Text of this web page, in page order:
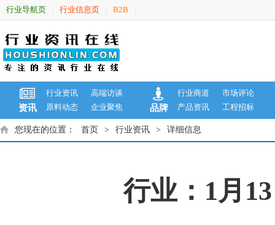
行业导航页 行业信息页 B2B
资讯
行业资讯
高端访谈
原料动态
企业聚焦 品牌
行业商道
市场评论
产品资讯
工程招标
您现在的位置： 首页 > 行业资讯 > 详细信息
行业：1月